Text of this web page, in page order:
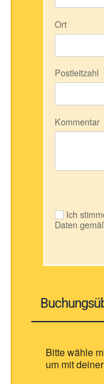
Ort
Postleitzahl
Kommentar
Ich
Daten
Bitte wähle
um mit